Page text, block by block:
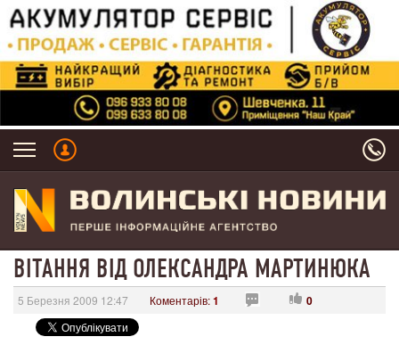
ВІТАННЯ ВІД ОЛЕКСАНДРА МАРТИНЮКА
5 Березня 2009 12:47 Коментарів:1 0